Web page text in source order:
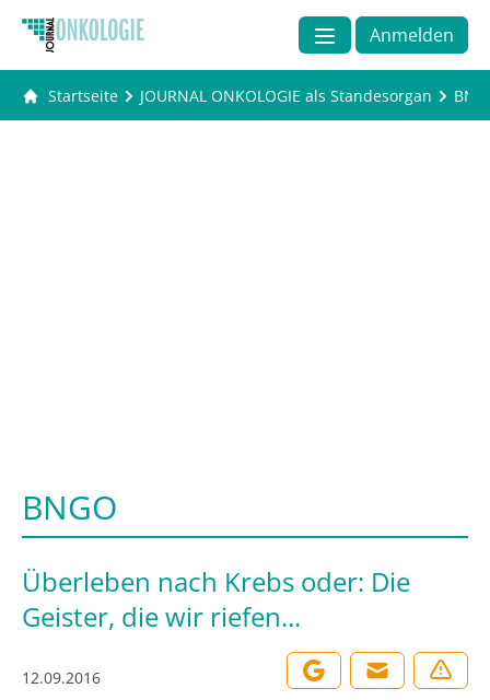
Anmelden
Startseite JOURNAL ONKOLOGIE als Standesorgan
BNGO
Überleben nach Krebs oder: Die
Geister, die wir riefen...
12.09.2016